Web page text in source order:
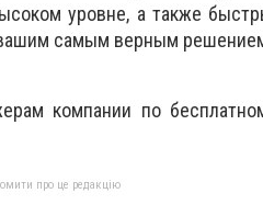
уровне, а также
вашим самым верным
компании по
про це редакцію